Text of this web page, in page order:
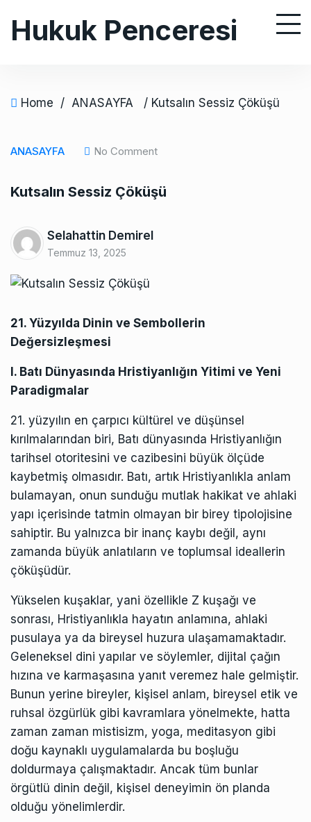
Hukuk Penceresi
Home / ANASAYFA / Kutsalın Sessiz Çöküşü
ANASAYFA No Comment
Kutsalın Sessiz Çöküşü
Selahattin Demirel
Temmuz 13, 2025
21. Yüzyılda Dinin ve Sembollerin
Değersizleşmesi
I. Batı Dünyasında Hristiyanlığın Yitimi ve Yeni
Paradigmalar
21. yüzyılın en çarpıcı kültürel ve düşünsel
kırılmalarından biri, Batı dünyasında Hristiyanlığın
tarihsel otoritesini ve cazibesini büyük ölçüde
kaybetmiş olmasıdır. Batı, artık Hristiyanlıkla anlam
bulamayan, onun sunduğu mutlak hakikat ve ahlaki
yapı içerisinde tatmin olmayan bir birey tipolojisine
sahiptir. Bu yalnızca bir inanç kaybı değil, aynı
zamanda büyük anlatıların ve toplumsal ideallerin
çöküşüdür.
Yükselen kuşaklar, yani özellikle Z kuşağı ve
sonrası, Hristiyanlıkla hayatın anlamına, ahlaki
pusulaya ya da bireysel huzura ulaşamamaktadır.
Geleneksel dini yapılar ve söylemler, dijital çağın
hızına ve karmaşasına yanıt veremez hale gelmiştir.
Bunun yerine bireyler, kişisel anlam, bireysel etik ve
ruhsal özgürlük gibi kavramlara yönelmekte, hatta
zaman zaman mistisizm, yoga, meditasyon gibi
doğu kaynaklı uygulamalarda bu boşluğu
doldurmaya çalışmaktadır. Ancak tüm bunlar
örgütlü dinin değil, kişisel deneyimin ön planda
olduğu yönelimlerdir.